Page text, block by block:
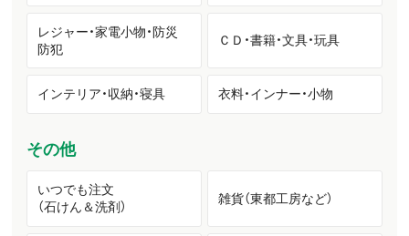
レジャー・家電小物・防災
防犯
ＣＤ・書籍・文具・玩具
インテリア・収納・寝具 衣料・インナー・小物
その他
いつでも注文
（石けん＆洗剤）
雑貨（東都工房など）